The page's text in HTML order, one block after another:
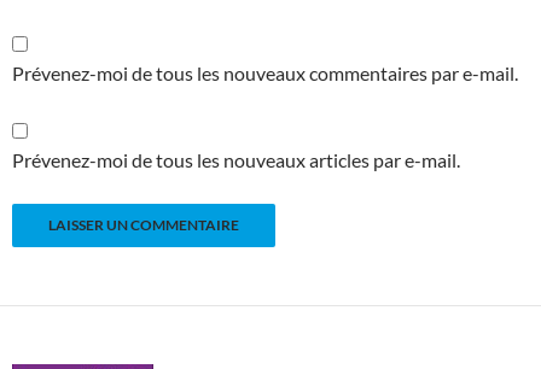
Prévenez-moi de tous les nouveaux commentaires par e-mail.
Prévenez-moi de tous les nouveaux articles par e-mail.